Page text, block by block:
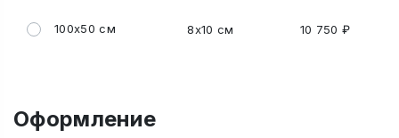
100x50 см 8x10 см 10 750 ₽
Оформление